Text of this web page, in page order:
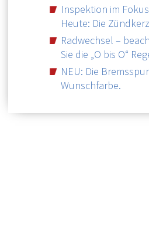
Inspektion im
Heute: Die
Radwechsel –
Sie die „O bis O“
NEU: Die
Wunschfarbe.